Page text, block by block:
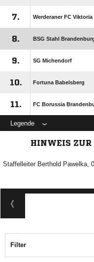
7. Werderaner FC Viktoria
8. BSG Stahl Brandenburg
9. SG Michendorf
10. Fortuna Babelsberg
11. FC Borussia
Legende
HINWEIS ZUR
Staffelleiter Berthold Pawelka,
Filter